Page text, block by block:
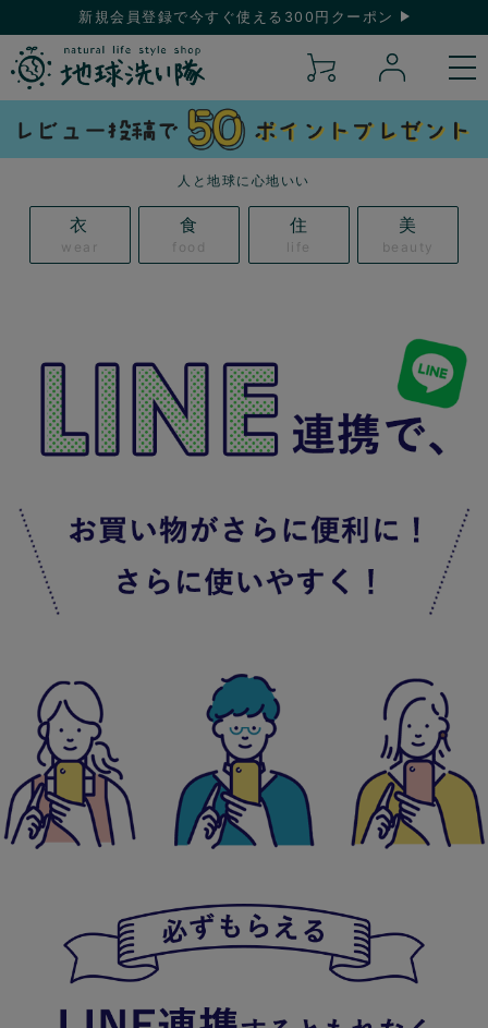
新規会員登録で今すぐ使える300円クーポン
人と地球に心地いい
衣
wear
食
food
住
life
美
beauty